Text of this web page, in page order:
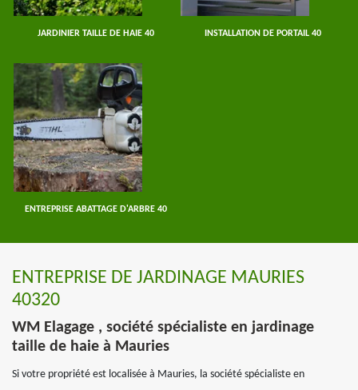
JARDINIER TAILLE DE HAIE 40 INSTALLATION DE PORTAIL 40
ENTREPRISE ABATTAGE D'ARBRE 40
ENTREPRISE DE JARDINAGE MAURIES
40320
WM Elagage , société spécialiste en jardinage
taille de haie à Mauries
Si votre propriété est localisée à Mauries, la société spécialiste en